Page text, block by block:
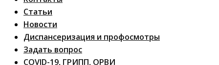
Статьи
Новости
Диспансеризация и профосмотры
Задать вопрос
COVID-19, ГРИПП, ОРВИ